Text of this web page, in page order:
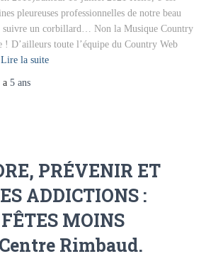
pleureuses professionnelles de notre beau
suivre un corbillard… Non la Musique Country
! D’ailleurs toute l’équipe du Country Web
Lire la suite
a 5 ans
PRÉVENIR ET
ADDICTIONS :
MOINS
Rimbaud.